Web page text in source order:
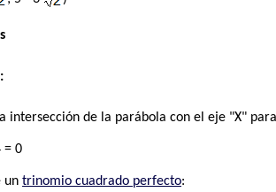
intersección de la parábola con el eje "X"
= 0
untrinomio cuadrado perfecto: